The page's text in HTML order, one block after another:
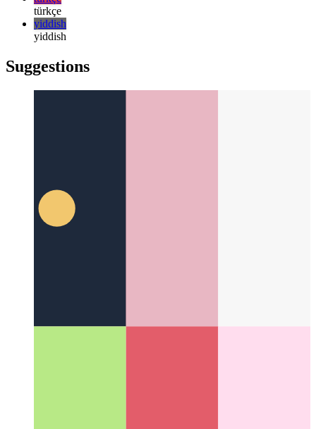
русский
русский
türkçe
türkçe
yiddish
yiddish